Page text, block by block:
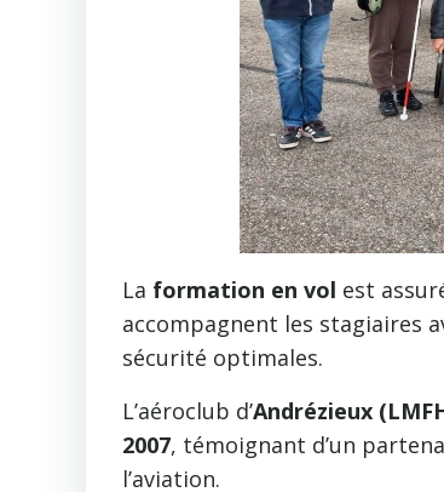
La formation en vol est
accompagnent les stagiaires
sécurité optimales.
L’aéroclub d’Andrézieux
2007, témoignant d’un
l’aviation.